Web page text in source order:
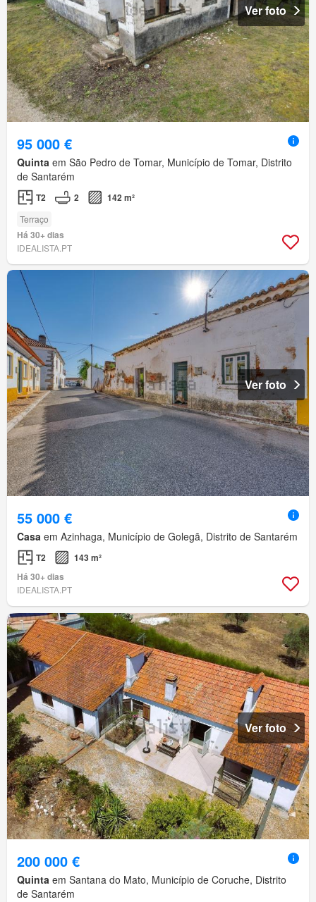
Ver foto
95 000 €
Quinta em São Pedro de Tomar, Município de Tomar, Distrito
de Santarém
T2 2 142 m²
Terraço
Há 30+ dias
IDEALISTA.PT
Ver foto
55 000 €
Casa em Azinhaga, Município de Golegã, Distrito de Santarém
T2
143 m²
Há 30+ dias
IDEALISTA.PT
Ver foto
200 000 €
Quinta em Santana do Mato, Município de Coruche, Distrito
de Santarém